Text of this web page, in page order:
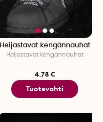
Heijastavat kengännauhat
Heijastavat kengännauhat
4.78 €
Tuotevahti